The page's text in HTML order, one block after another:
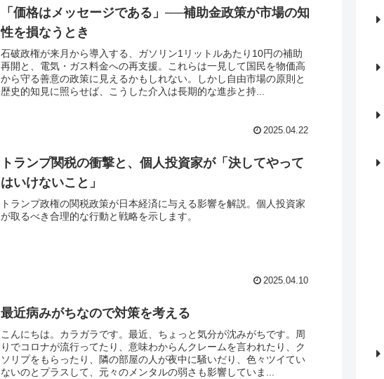
「価格はメッセージである」──補助金政策が市場の知
性を損なうとき
石破政権が来月から導入する、ガソリン1リットルあたり10円の補助
再開と、電気・ガス料金への再支援。これらは一見して国民を物価高
から守る善意の政策に見えるかもしれない。しかし自由市場の原則と
歴史的知見に照らせば、こうした介入は長期的な進歩と持...
2025.04.22
トランプ関税の衝撃と、個人投資家が「決してやって
はいけないこと」
トランプ政権の関税政策が日本経済に与える影響を解説。個人投資家
が取るべき合理的な行動と戦略を示します。
2025.04.10
最近病みがちなので対策を考える
こんにちは。カラガラです。最近、ちょっと気分が沈みがちです。周
りでコロナが流行ってたり、意味わからんクレームを言われたり、ク
ソリプをもらったり、隣の部屋の人が夜中に騒いだり、色々ツイてい
ないのとプラスして、元々のメンタルの弱さも影響していま...